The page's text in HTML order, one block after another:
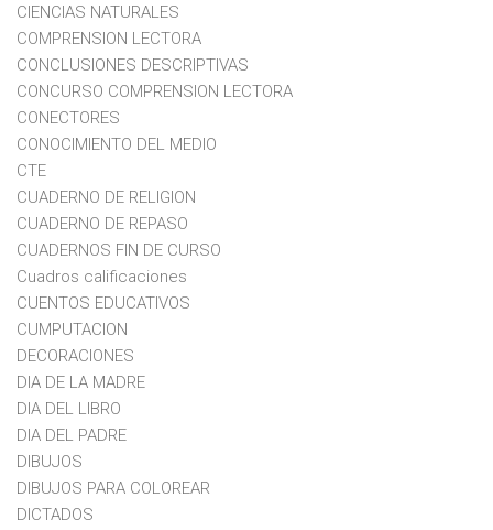
CIENCIAS NATURALES
COMPRENSION LECTORA
CONCLUSIONES DESCRIPTIVAS
CONCURSO COMPRENSION LECTORA
CONECTORES
CONOCIMIENTO DEL MEDIO
CTE
CUADERNO DE RELIGION
CUADERNO DE REPASO
CUADERNOS FIN DE CURSO
Cuadros calificaciones
CUENTOS EDUCATIVOS
CUMPUTACION
DECORACIONES
DIA DE LA MADRE
DIA DEL LIBRO
DIA DEL PADRE
DIBUJOS
DIBUJOS PARA COLOREAR
DICTADOS